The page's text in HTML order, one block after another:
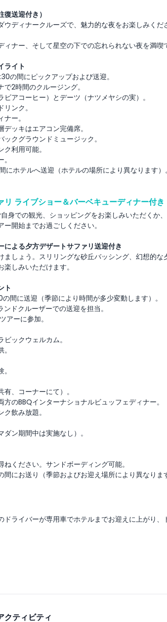
送迎付き）
ウディナークルーズで、魅力的な夜をお楽しみくだ
ィナー、そして星空の下での忘れられない夜を満喫
ライト
の間にピックアップおよび送迎。
2時間のクルージング。
アコーヒー）とデーツ（ナツメヤシの実）。
ンク。
ー。
ッキはエアコン完備席。
クグラウンドミュージック。
利用可能。
ホテルへ送迎（ホテルの場所により異なります）。
リ ライブショー＆バーベキューディナー付き
身での観光、ショッピングをお楽しみいただくか
開始までお過ごしください。
よる夕方デザートサファリ送迎付き
ましょう。スリリングな砂丘バッシング、幻想的な
しみいただけます。
ト
間に送迎（季節により時間が多少変動します）。
ドクルーザーでの送迎を担当。
アーに参加。
ックウェルカム。
、コーナーにて）。
のBBQインターナショナルビュッフェディナー。
飲み放題。
ン期間中は実施なし）。
ください。サンドボーディング可能。
にお送り（季節およびお迎え場所により異なりま
ドライバーが専用車でホテルまでお迎えに上がり、
クティビティ